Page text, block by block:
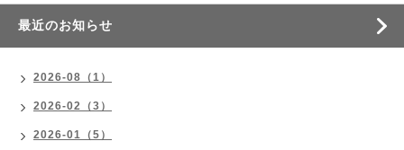
最近のお知らせ
2026-08（1）
2026-02（3）
2026-01（5）